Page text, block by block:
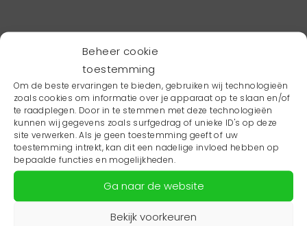
Beheer cookie
toestemming
Om de beste ervaringen te bieden, gebruiken wij technologieën
zoals cookies om informatie over je apparaat op te slaan en/of
te raadplegen. Door in te stemmen met deze technologieën
kunnen wij gegevens zoals surfgedrag of unieke ID's op deze
site verwerken. Als je geen toestemming geeft of uw
toestemming intrekt, kan dit een nadelige invloed hebben op
bepaalde functies en mogelijkheden.
Ga naar de website
Bekijk voorkeuren
Wil je niets missen?
Wil je op de hoogte blijven van het laatste
zorgnieuws in jouw regio? Schrijf je dan in voor
onze nieuwsbrief.